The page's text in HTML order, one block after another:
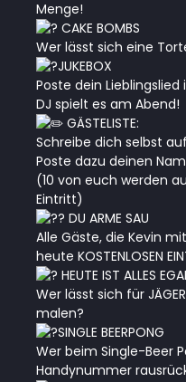
Menge!
CAKE BOMBS
Wer lässt sich eine
JUKEBOX
Poste dein
DJ spielt es am Abend!
GÄSTELISTE:
Schreibe dich selbst
Poste dazu deinen
(10 von euch werden
Eintritt)
DU ARME SAU
Alle Gäste, die Kevin
heute KOSTENLOSEN
HEUTE IST ALLES
Wer lässt sich für
malen?
SINGLE BEERPONG
Wer beim Single-Beer
Handynummer